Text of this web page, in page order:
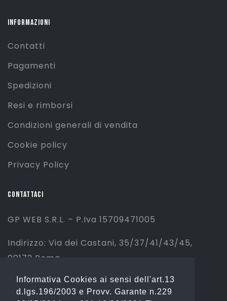
INFORMAZIONI
Contatti
Pagamenti
Spedizioni
Resi e rimborsi
Condizioni generali di vendita
Cookie policy
Privacy Policy
CONTATTACI
GP WEB S.R.L. – P.Iva 15709471005
Indirizzo: Via dei Castani, 35/37/41/43/45,
00172 Roma
Tel: 06 2310844 (Sport) – 06 23234353
(Fashion)
Informativa Cookies ai sensi dell'art.13
d.lgs.196/2003 e Provv. Garante n.229